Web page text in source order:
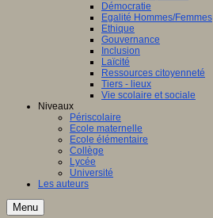
Démocratie
Egalité Hommes/Femmes
Ethique
Gouvernance
Inclusion
Laïcité
Ressources citoyenneté
Tiers - lieux
Vie scolaire et sociale
Niveaux
Périscolaire
Ecole maternelle
Ecole élémentaire
Collège
Lycée
Université
Les auteurs
Menu